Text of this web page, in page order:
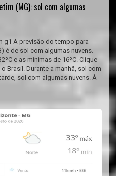
(MG): sol com algumas
g1 A previsão do tempo para
é de sol com algumas nuvens.
e as mínimas de 16ºC. Clique
Brasil. Durante a manhã, sol com
sol com algumas nuvens. À